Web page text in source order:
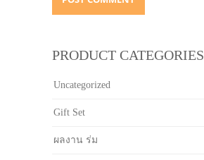
PRODUCT CATEGORIES
Uncategorized
Gift Set
ผลงาน ร่ม